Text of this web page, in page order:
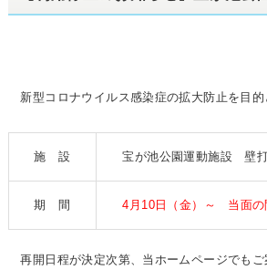
新型コロナウイルス感染症の拡大防止を目
施 設 宝が池公園運動施設 壁
期 間 4月10日（金）～ 当面の
再開日程が決定次第、当ホームページでもご